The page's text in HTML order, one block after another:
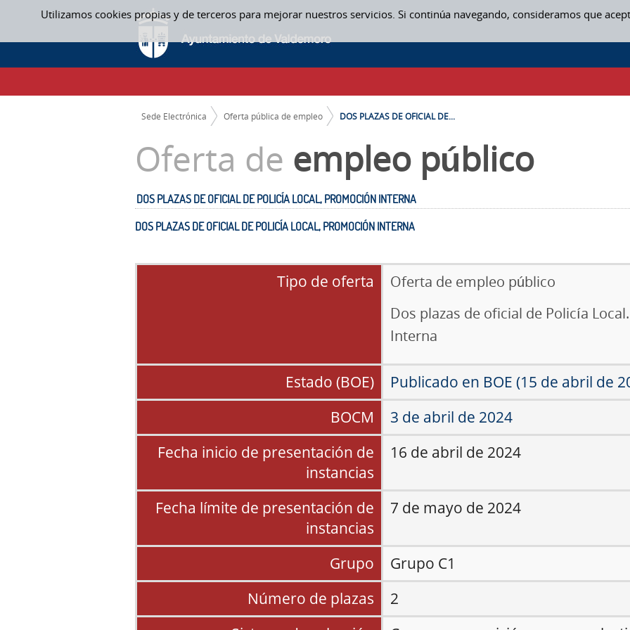
Utilizamos cookies propias y de terceros para mejorar nuestros servicios. Si continúa navegando, consideramos que
Saltar al contenido
DOS PLAZAS DE OFICIAL DE POLICÍA LOCAL, PROMOCIÓN INTERNA - OFERTA PÚBLICA DE EMPLEO
CAMINO DE MIGAS
Sede Electrónica Oferta pública de empleo DOS PLAZAS DE OFICIAL DE...
Oferta de empleo público
DOS PLAZAS DE OFICIAL DE POLICÍA LOCAL, PROMOCIÓN INTERNA
DOS PLAZAS DE OFICIAL DE POLICÍA LOCAL, PROMOCIÓN INTERNA
Tipo de oferta
Oferta de empleo público
Dos plazas de oficial de Policía
Interna
Estado (BOE)
Publicado en BOE (15 de abril de
BOCM
3 de abril de 2024
Fecha inicio de presentación de
instancias
16 de abril de 2024
Fecha límite de presentación de
instancias
7 de mayo de 2024
Grupo Grupo C1
Número de plazas
2